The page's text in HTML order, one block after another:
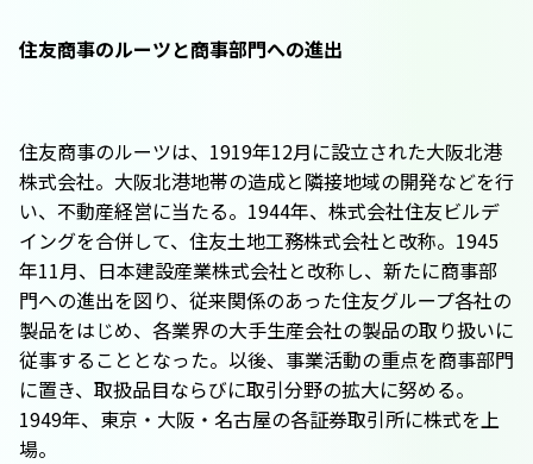
住友商事のルーツと商事部門への進出
住友商事のルーツは、1919年12月に設立された大阪北港
株式会社。大阪北港地帯の造成と隣接地域の開発などを行
い、不動産経営に当たる。1944年、株式会社住友ビルデ
イングを合併して、住友土地工務株式会社と改称。1945
年11月、日本建設産業株式会社と改称し、新たに商事部
門への進出を図り、従来関係のあった住友グループ各社の
製品をはじめ、各業界の大手生産会社の製品の取り扱いに
従事することとなった。以後、事業活動の重点を商事部門
に置き、取扱品目ならびに取引分野の拡大に努める。
1949年、東京・大阪・名古屋の各証券取引所に株式を上
場。